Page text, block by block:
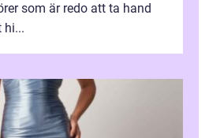
som är redo att ta hand
hi...